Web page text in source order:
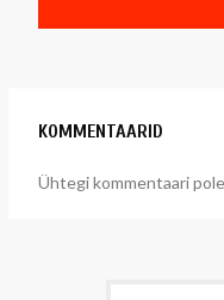
KOMMENTAARID
Ühtegi kommentaari